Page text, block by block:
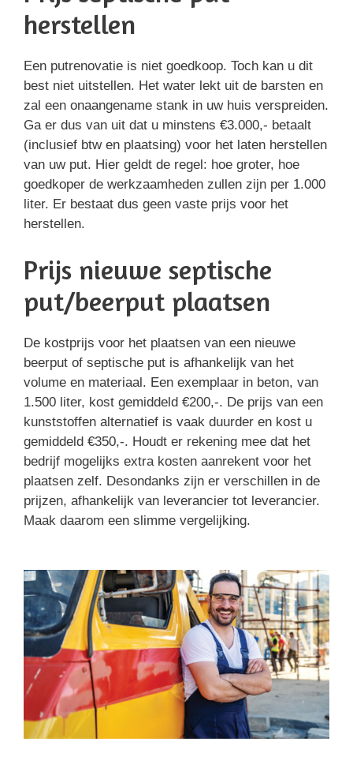
herstellen
Een putrenovatie is niet goedkoop. Toch kan u dit
best niet uitstellen. Het water lekt uit de barsten en
zal een onaangename stank in uw huis verspreiden.
Ga er dus van uit dat u minstens €3.000,- betaalt
(inclusief btw en plaatsing) voor het laten herstellen
van uw put. Hier geldt de regel: hoe groter, hoe
goedkoper de werkzaamheden zullen zijn per 1.000
liter. Er bestaat dus geen vaste prijs voor het
herstellen.
Prijs nieuwe septische
put/beerput plaatsen
De kostprijs voor het plaatsen van een nieuwe
beerput of septische put is afhankelijk van het
volume en materiaal. Een exemplaar in beton, van
1.500 liter, kost gemiddeld €200,-. De prijs van een
kunststoffen alternatief is vaak duurder en kost u
gemiddeld €350,-. Houdt er rekening mee dat het
bedrijf mogelijks extra kosten aanrekent voor het
plaatsen zelf. Desondanks zijn er verschillen in de
prijzen, afhankelijk van leverancier tot leverancier.
Maak daarom een slimme vergelijking.